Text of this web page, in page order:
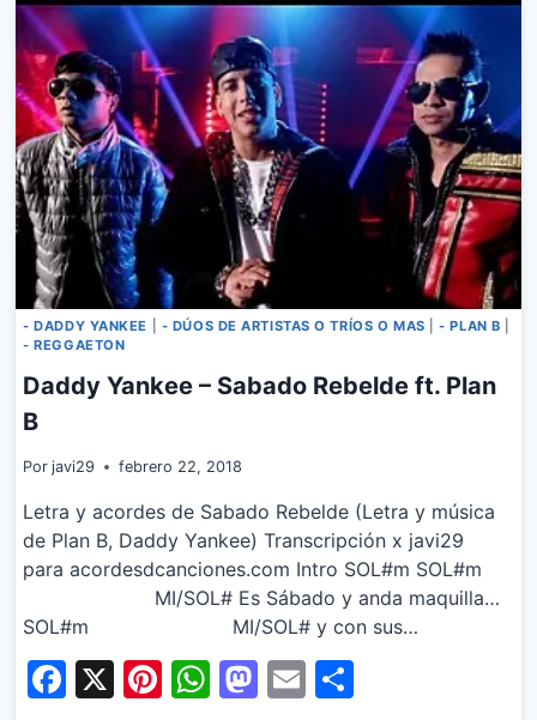
DE
- DADDY YANKEE - DÚOS DE ARTISTAS O TRÍOS O MAS |- PLAN B
- REGGAETON
Daddy Yankee – Sabado Rebelde ft. Plan
B
Por javi29 febrero 22, 2018
Letra y acordes de Sabado Rebelde (Letra y música
de Plan B, Daddy Yankee) Transcripción x javi29
para acordesdcanciones.com Intro SOL#m SOL#m
MI/SOL# Es Sábado y anda maquilla…
SOL#m MI/SOL# y con sus…
Facebook
X Pinterest
WhatsApp
Mastodon
Email